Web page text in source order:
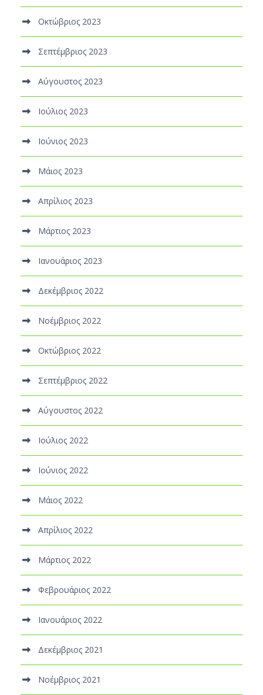
Οκτώβριος 2023
Σεπτέμβριος 2023
Αύγουστος 2023
Ιούλιος 2023
Ιούνιος 2023
Μάιος 2023
Απρίλιος 2023
Μάρτιος 2023
Ιανουάριος 2023
Δεκέμβριος 2022
Νοέμβριος 2022
Οκτώβριος 2022
Σεπτέμβριος 2022
Αύγουστος 2022
Ιούλιος 2022
Ιούνιος 2022
Μάιος 2022
Απρίλιος 2022
Μάρτιος 2022
Φεβρουάριος 2022
Ιανουάριος 2022
Δεκέμβριος 2021
Νοέμβριος 2021